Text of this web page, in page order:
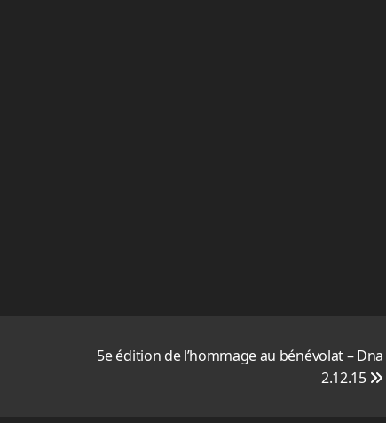
5e édition de l’hommage au bénévolat – Dna
2.12.15